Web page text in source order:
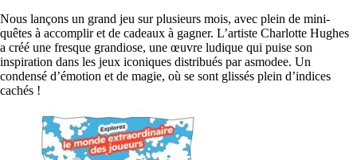
Nous lançons un grand jeu sur plusieurs mois, avec plein de mini-
quêtes à accomplir et de cadeaux à gagner. L’artiste Charlotte Hughes
a créé une fresque grandiose, une œuvre ludique qui puise son
inspiration dans les jeux iconiques distribués par asmodee. Un
condensé d’émotion et de magie, où se sont glissés plein d’indices
cachés !